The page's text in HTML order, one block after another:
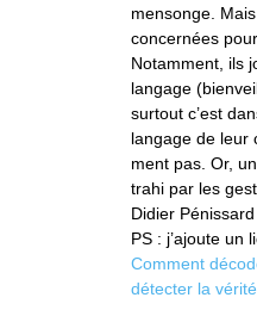
mensonge.
concernées
Notamment, ils
langage
surtout c’est
langage de leur
ment pas. Or,
trahi par les
Didier Pénissard
PS : j’ajoute un
Comment
détecter la